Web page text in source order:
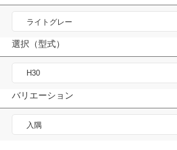
選択（型式）
バリエーション